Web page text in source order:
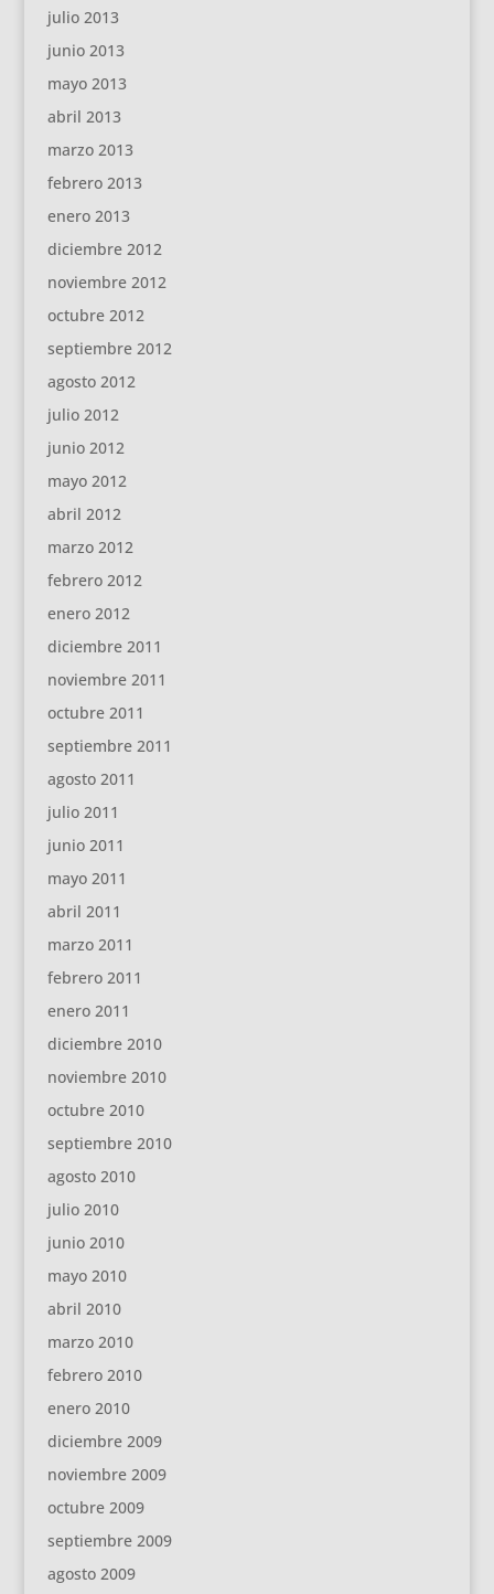
julio 2013
junio 2013
mayo 2013
abril 2013
marzo 2013
febrero 2013
enero 2013
diciembre 2012
noviembre 2012
octubre 2012
septiembre 2012
agosto 2012
julio 2012
junio 2012
mayo 2012
abril 2012
marzo 2012
febrero 2012
enero 2012
diciembre 2011
noviembre 2011
octubre 2011
septiembre 2011
agosto 2011
julio 2011
junio 2011
mayo 2011
abril 2011
marzo 2011
febrero 2011
enero 2011
diciembre 2010
noviembre 2010
octubre 2010
septiembre 2010
agosto 2010
julio 2010
junio 2010
mayo 2010
abril 2010
marzo 2010
febrero 2010
enero 2010
diciembre 2009
noviembre 2009
octubre 2009
septiembre 2009
agosto 2009